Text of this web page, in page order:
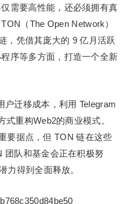
需要高性能，还必须拥有真
（The Open Network）
，凭借其庞大的 9 亿月活跃
序等多方面，打造一个全新
迁移成本，利用 Telegram
重构Web2的商业模式。
要据点，但 TON 链在这些
团队和基金会正在积极努
力得到全面释放。